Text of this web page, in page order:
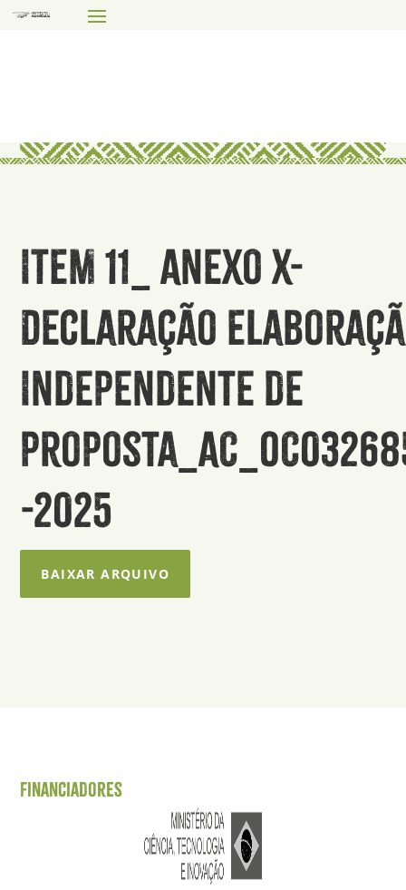
ITEM 11_ Anexo X-
Declaração
Independente de
-2025
BAIXAR ARQUIVO
Financiadores